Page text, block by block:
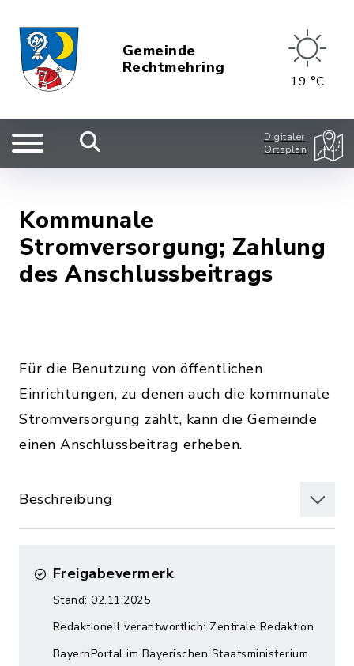
Gemeinde
Rechtmehring
19 °C
Digitaler
Ortsplan
Kommunale
Stromversorgung; Zahlung
des Anschlussbeitrags
Für die Benutzung von öffentlichen
Einrichtungen, zu denen auch die kommunale
Stromversorgung zählt, kann die Gemeinde
einen Anschlussbeitrag erheben.
Beschreibung
Freigabevermerk
Stand: 02.11.2025
Redaktionell verantwortlich: Zentrale Redaktion
BayernPortal im Bayerischen Staatsministerium